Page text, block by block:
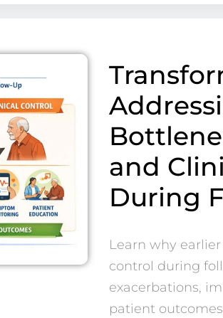
and
During
Learn why
control during
exacerbations,
patient